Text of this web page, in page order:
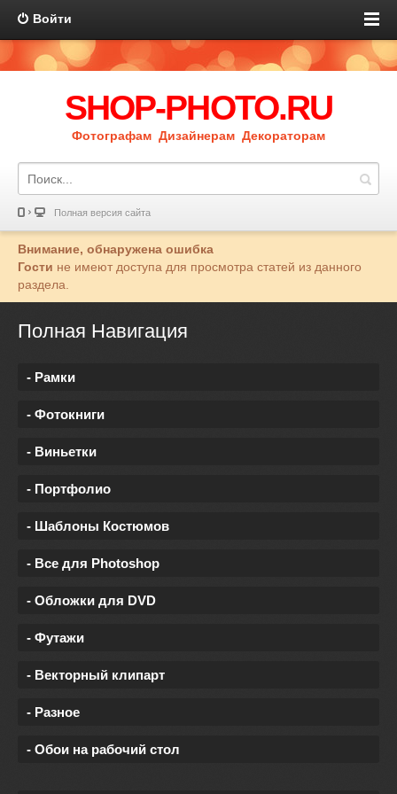
Войти
SHOP-PHOTO.RU
Фотографам Дизайнерам Декораторам
Полная версия сайта
Внимание, обнаружена ошибка
Гости не имеют доступа для просмотра статей из данного
раздела.
Полная Навигация
- Рамки
- Фотокниги
- Виньетки
- Портфолио
- Шаблоны Костюмов
- Все для Photoshop
- Обложки для DVD
- Футажи
- Векторный клипарт
- Разное
- Обои на рабочий стол